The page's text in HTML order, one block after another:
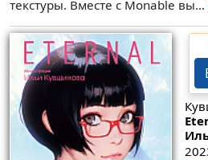
текстуры. Вместе с Monable вы...